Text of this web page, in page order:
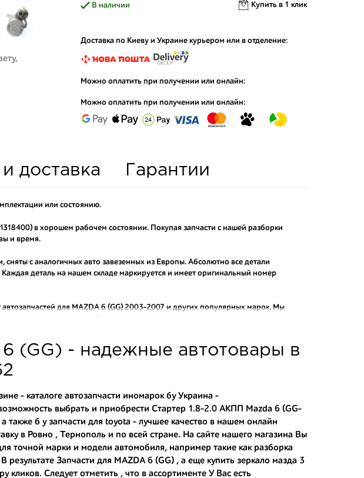
В наличии Купить в 1 клик
Доставка по Киеву и Украине курьером или в отделение:
Можно оплатить при получении или онлайн:
Можно оплатить при получении или онлайн:
доставка Гарантии
или состоянию.
в хорошем рабочем состоянии. Покупая запчасти с нашей разборки
и время.
сняты с аналогичных авто завезенных из Европы. Абсолютно все детали
деталь на нашем складе маркируется и имеет оригинальный номер
для MAZDA 6 (GG) 2003-2007 и других популярных марок. Мы
отказываясь от контрафактных аналогов.
разборку как надежного и проверенного продавца. Если вам требуется
то консультанты нашего интернет-магазина подберут вам товар и
выбором по каталогу автозапчастей.
европейским и японским дорогам;
и долго прослужат вам.
(GG) - надежные автотовары в
- каталоге автозапчасти иномарок бу Украина -
выбрать и приобрести Стартер 1.8-2.0 АКПП Mazda 6 (GG-
также б у запчасти для toyota - лучшее качество в нашем онлайн
в Ровно , Тернополь и по всей стране. На сайте нашего магазина Вы
точной марки и модели автомобиля, например такие как разборка
В результате Запчасти для MAZDA 6 (GG) , а еще купить зеркало мазда 3
Следует отметить , что в ассортименте У Вас есть